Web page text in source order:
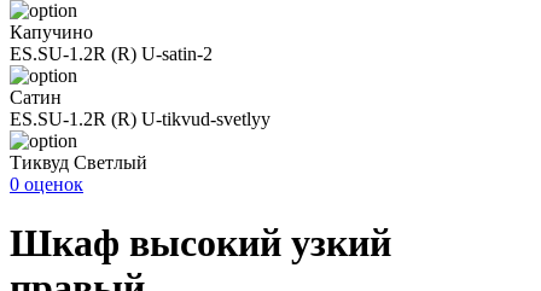
Капучино
ES.SU-1.2R (R) U-satin-2
Сатин
ES.SU-1.2R (R) U-tikvud-svetlyy
Тиквуд Светлый
0 оценок
Шкаф высокий узкий